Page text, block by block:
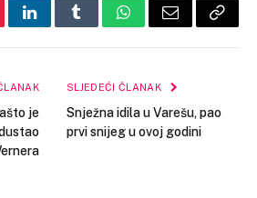
LinkedInTumblrWhatsApp
Email Copy
je
SLJEDEĆI ČLANAK
Snježna idila u Varešu, pao
prvi snijeg u ovoj godini